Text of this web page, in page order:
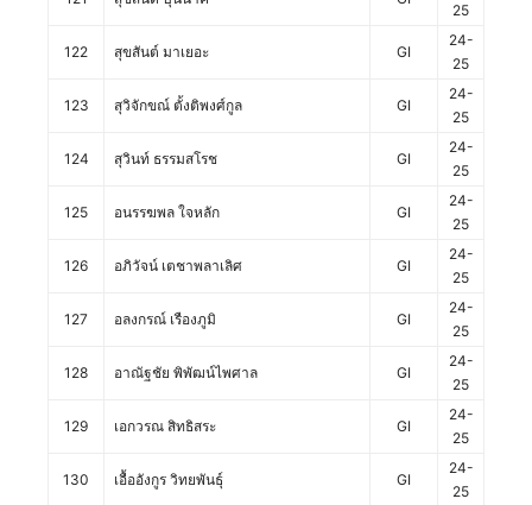
25
122 สุขสันต์ มาเยอะ GI
24-
25
123 สุวิจักขณ์ ตั้งติพงศ์กูล GI
24-
25
124 สุวินท์ ธรรมสโรช GI
24-
25
125 อนรรฆพล ใจหลัก GI
24-
25
126 อภิวัจน์ เตชาพลาเลิศ GI
24-
25
127 อลงกรณ์ เรืองภูมิ GI
24-
25
128 อาณัฐชัย พิพัฒน์ไพศาล GI
24-
25
129 เอกวรณ สิทธิสระ GI
24-
25
130 เอื้ออังกูร วิทยพันธุ์ GI
24-
25